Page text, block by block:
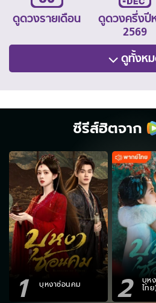
ดูดวงรายเดือน
ดูดวงครึ่งปี
2569
ดูทั้งห
ซีรีส์ฮิตจาก
1 บุหงาซ่อนคม 2 บุห
ไท